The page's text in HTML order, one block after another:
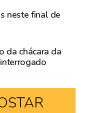
neste final de
da chácara da